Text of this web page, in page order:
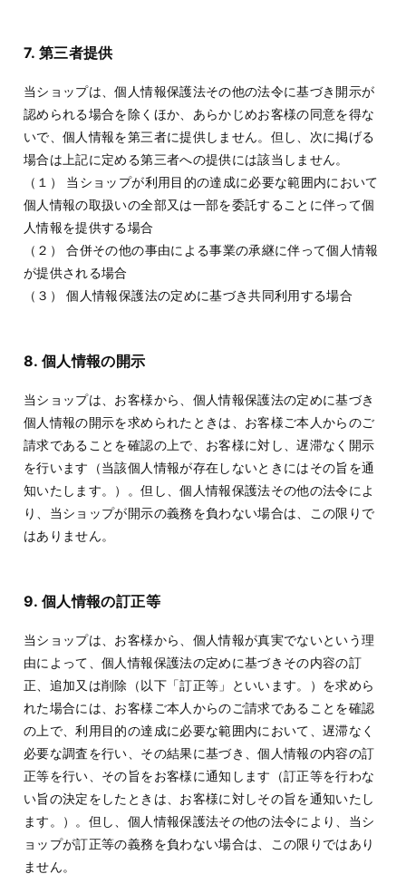
7. 第三者提供
当ショップは、個人情報保護法その他の法令に基づき開示が
認められる場合を除くほか、あらかじめお客様の同意を得な
いで、個人情報を第三者に提供しません。但し、次に掲げる
場合は上記に定める第三者への提供には該当しません。
（１） 当ショップが利用目的の達成に必要な範囲内において
個人情報の取扱いの全部又は一部を委託することに伴って個
人情報を提供する場合
（２） 合併その他の事由による事業の承継に伴って個人情報
が提供される場合
（３） 個人情報保護法の定めに基づき共同利用する場合
8. 個人情報の開示
当ショップは、お客様から、個人情報保護法の定めに基づき
個人情報の開示を求められたときは、お客様ご本人からのご
請求であることを確認の上で、お客様に対し、遅滞なく開示
を行います（当該個人情報が存在しないときにはその旨を通
知いたします。）。但し、個人情報保護法その他の法令によ
り、当ショップが開示の義務を負わない場合は、この限りで
はありません。
9. 個人情報の訂正等
当ショップは、お客様から、個人情報が真実でないという理
由によって、個人情報保護法の定めに基づきその内容の訂
正、追加又は削除（以下「訂正等」といいます。）を求めら
れた場合には、お客様ご本人からのご請求であることを確認
の上で、利用目的の達成に必要な範囲内において、遅滞なく
必要な調査を行い、その結果に基づき、個人情報の内容の訂
正等を行い、その旨をお客様に通知します（訂正等を行わな
い旨の決定をしたときは、お客様に対しその旨を通知いたし
ます。）。但し、個人情報保護法その他の法令により、当シ
ョップが訂正等の義務を負わない場合は、この限りではあり
ません。